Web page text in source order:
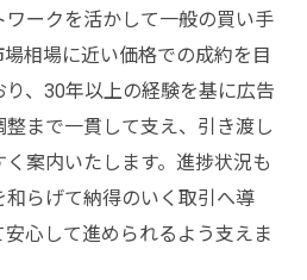
ークを活かして一般の買い手
相場に近い価格での成約を目
、30年以上の経験を基に広告
まで一貫して支え、引き渡し
案内いたします。進捗状況も
和らげて納得のいく取引へ導
心して進められるよう支えま